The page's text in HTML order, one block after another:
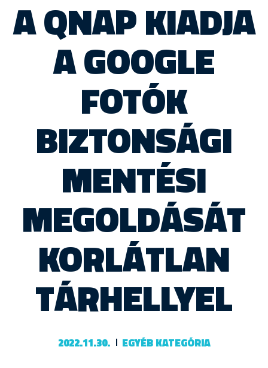
A QNAP KIADJA
A GOOGLE
FOTÓK
BIZTONSÁGI
MENTÉSI
MEGOLDÁSÁT
KORLÁTLAN
TÁRHELLYEL
2022.11.30. EGYÉB KATEGÓRIA